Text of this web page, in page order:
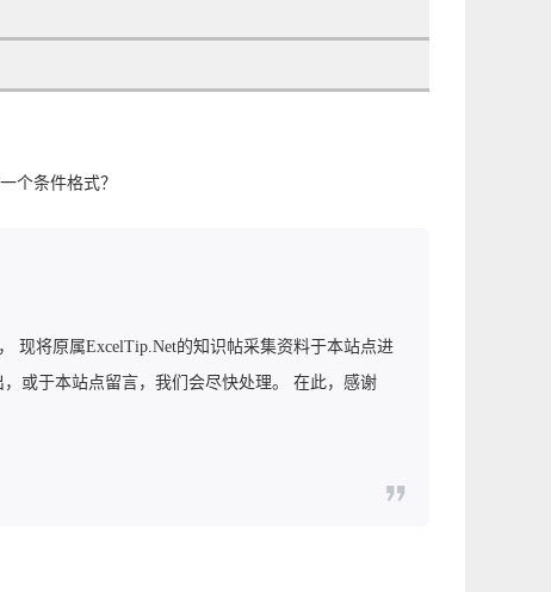
个条件格式？
现将原属ExcelTip.Net的知识帖采集资料于本站点进
或于本站点留言，我们会尽快处理。 在此，感谢